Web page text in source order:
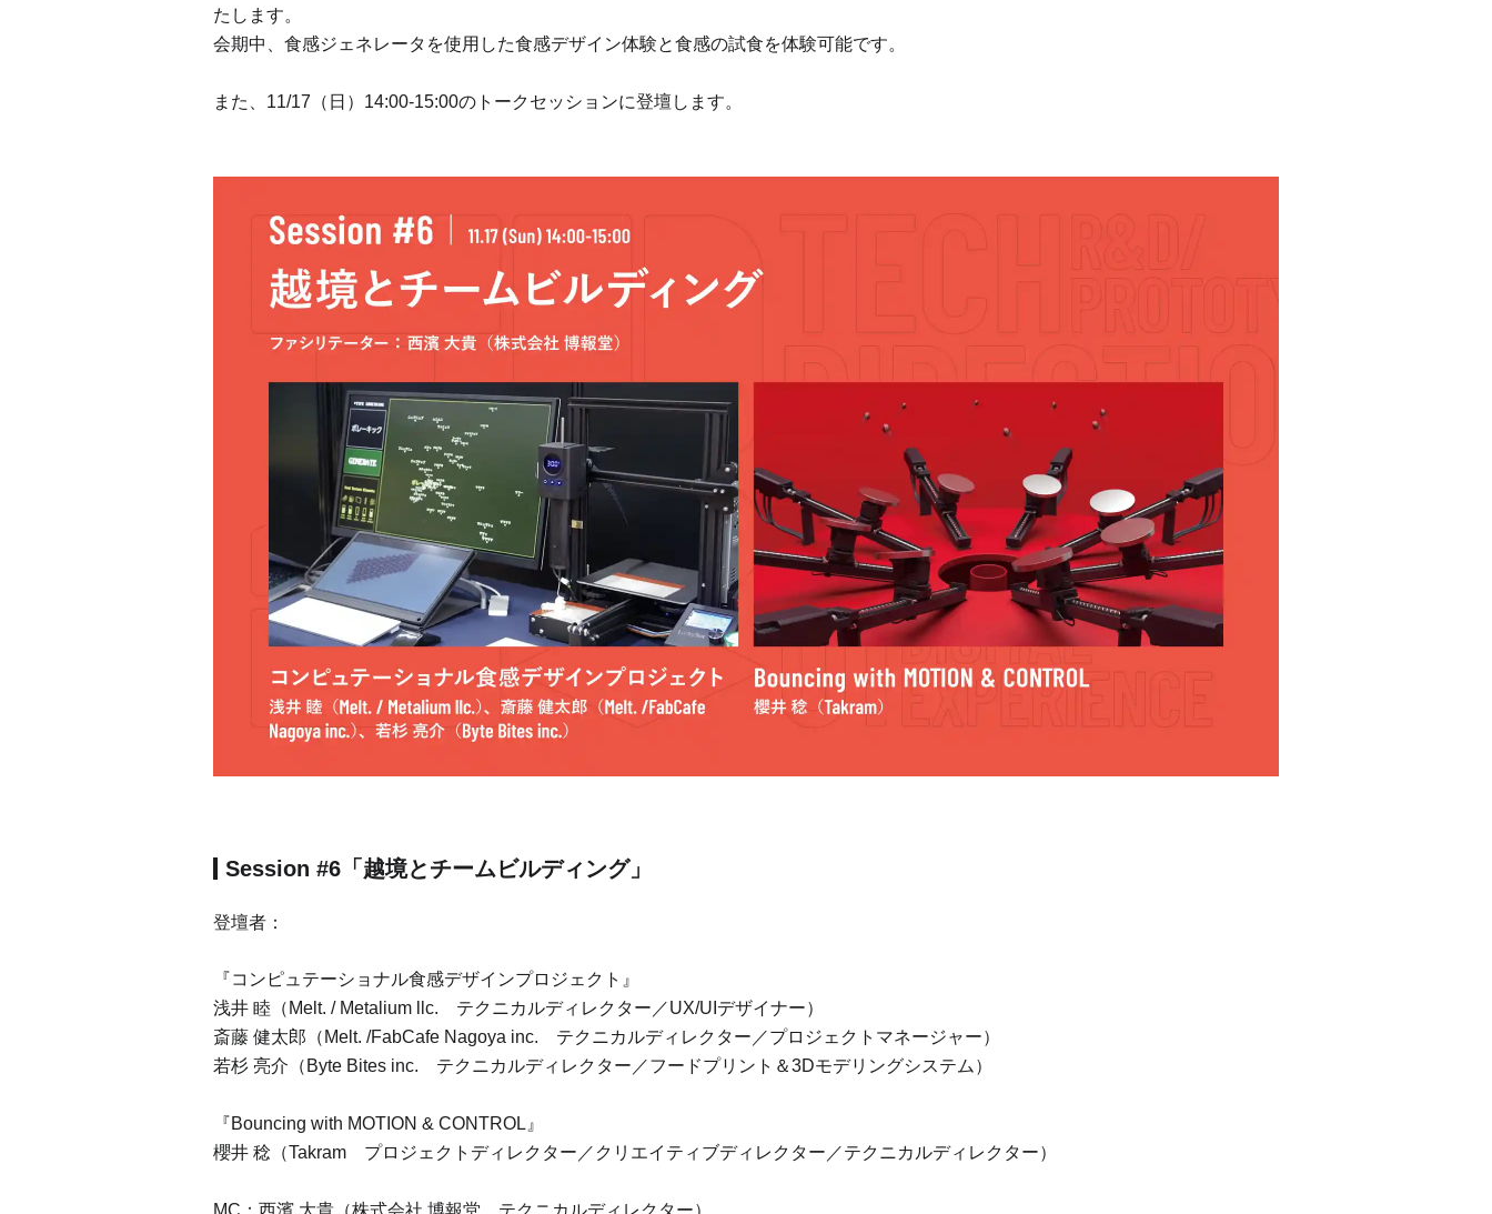
たします。
会期中、食感ジェネレータを使用した食感デザイン体験と食感の試食を体験可能です。
また、11/17（日）14:00-15:00のトークセッションに登壇します。
Session #6「越境とチームビルディング」
登壇者：
『コンピュテーショナル食感デザインプロジェクト』
浅井 睦（Melt. / Metalium llc. テクニカルディレクター／UX/UIデザイナー）
斎藤 健太郎（Melt. /FabCafe Nagoya inc. テクニカルディレクター／プロジェクトマネージャー）
若杉 亮介（Byte Bites inc. テクニカルディレクター／フードプリント＆3Dモデリングシステム）
『Bouncing with MOTION & CONTROL』
櫻井 稔（Takram プロジェクトディレクター／クリエイティブディレクター／テクニカルディレクター）
MC：⻄濱 ⼤貴（株式会社 博報堂 テクニカルディレクター）